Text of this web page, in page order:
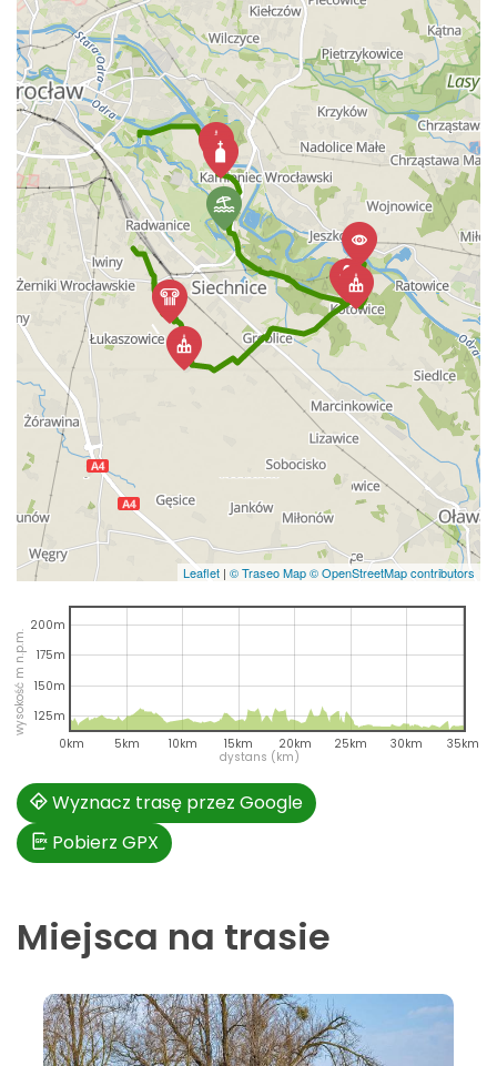
Leaflet | © Traseo Map© OpenStreetMap contributors
dystans (km)
wysokość m n.p.m.
0km 5km 10km 15km 20km 25km 30km 35km
125m
150m
175m
200m
Wyznacz trasę przez Google
Pobierz GPX
Miejsca na trasie